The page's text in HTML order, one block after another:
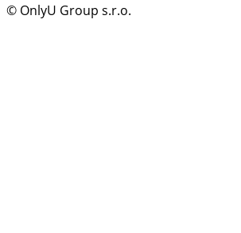
© OnlyU Group s.r.o.